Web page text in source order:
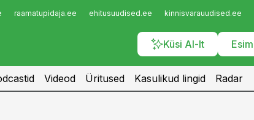
raamatupidaja.ee ehitusuudised.ee kinnisvarauudised.ee
Küsi AI-lt
Videod Üritused Kasulikud lingid Radar